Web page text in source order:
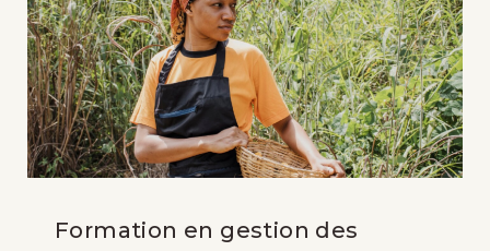
Formation en gestion des